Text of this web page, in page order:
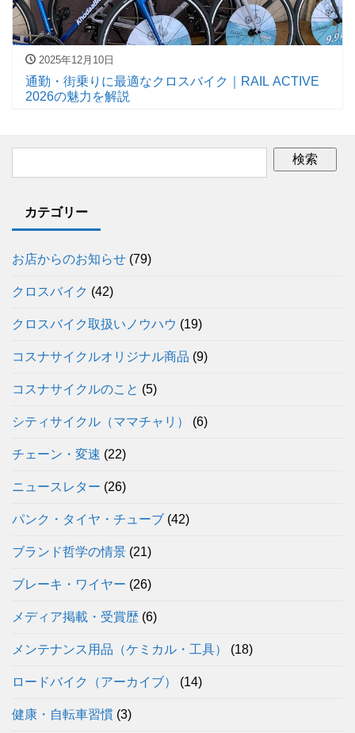
2025年12月10日
通勤・街乗りに最適なクロスバイク｜RAIL ACTIVE
2026の魅力を解説
カテゴリー
お店からのお知らせ (79)
クロスバイク (42)
クロスバイク取扱いノウハウ (19)
コスナサイクルオリジナル商品 (9)
コスナサイクルのこと (5)
シティサイクル（ママチャリ） (6)
チェーン・変速 (22)
ニュースレター (26)
パンク・タイヤ・チューブ (42)
ブランド哲学の情景 (21)
ブレーキ・ワイヤー (26)
メディア掲載・受賞歴 (6)
メンテナンス用品（ケミカル・工具） (18)
ロードバイク（アーカイブ） (14)
健康・自転車習慣 (3)